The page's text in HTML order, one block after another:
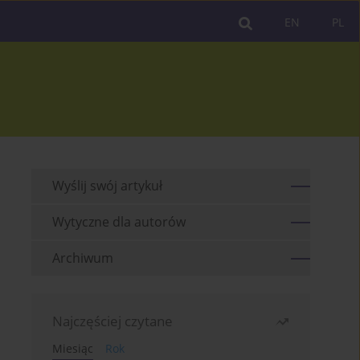
PL
EN
Wyślij swój artykuł
Wytyczne dla autorów
Archiwum
Najczęściej czytane
Miesiąc
Rok